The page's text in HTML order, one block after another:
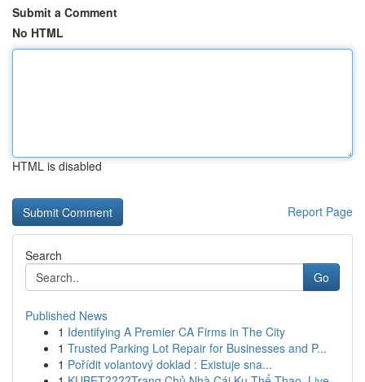
Submit a Comment
No HTML
HTML is disabled
Report Page
Search
Go
Published News
1 Identifying A Premier CA Firms in The City
1 Trusted Parking Lot Repair for Businesses and P...
1 Pořídit volantový doklad : Existuje sna...